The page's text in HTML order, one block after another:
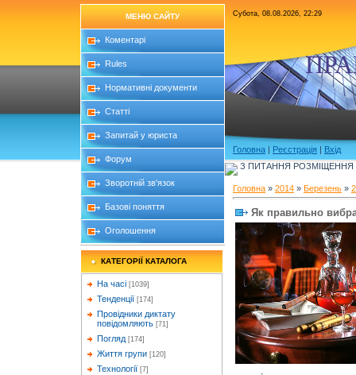
МЕНЮ САЙТУ
Коментарі
Rules
Нормативні документи
Статті
Запитай у юриста
Форум
Зворотній зв'язок
Базові поняття
Оголошення
КАТЕГОРІЇ КАТАЛОГА
На часі [1039]
Тенденції [174]
Провідники диктату
повідомляють [71]
Погляд [174]
Життя групи [120]
Технології [7]
Субота, 08.08.2026, 22:29
Головна | Реєстрація | Вхід
З ПИТАННЯ РОЗМІЩЕННЯ
Головна » 2014 » Березень »
Як правильно